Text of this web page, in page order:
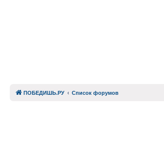
ПОБЕДИШЬ.РУ Список форумов